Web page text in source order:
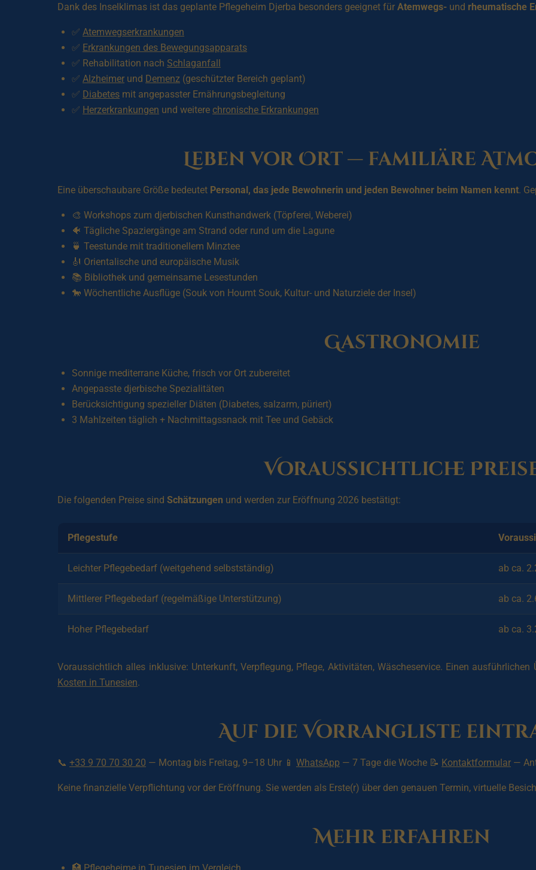
Dank des Inselklimas ist das geplante Pflegeheim Djerba besonders geeignet für Atemwegs- und rheumatische
✅ Atemwegserkrankungen
✅ Erkrankungen des Bewegungsapparats
✅ Rehabilitation nach Schlaganfall
✅ Alzheimer und Demenz (geschützter Bereich geplant)
✅ Diabetes mit angepasster Ernährungsbegleitung
✅ Herzerkrankungen und weitere chronische Erkrankungen
Leben vor Ort — familiäre
Eine überschaubare Größe bedeutet Personal, das jede Bewohnerin und jeden Bewohner beim Namen kennt.
🎨 Workshops zum djerbischen Kunsthandwerk (Töpferei, Weberei)
🐠 Tägliche Spaziergänge am Strand oder rund um die Lagune
🍵 Teestunde mit traditionellem Minztee
🎻 Orientalische und europäische Musik
📚 Bibliothek und gemeinsame Lesestunden
🐎 Wöchentliche Ausflüge (Souk von Houmt Souk, Kultur- und Naturziele der Insel)
Gastronomie
Sonnige mediterrane Küche, frisch vor Ort zubereitet
Angepasste djerbische Spezialitäten
Berücksichtigung spezieller Diäten (Diabetes, salzarm, püriert)
3 Mahlzeiten täglich + Nachmittagssnack mit Tee und Gebäck
Voraussichtliche
Die folgenden Preise sind Schätzungen und werden zur Eröffnung 2026 bestätigt:
Pflegestufe
Leichter Pflegebedarf (weitgehend selbstständig) ab ca.
Mittlerer Pflegebedarf (regelmäßige Unterstützung) ab ca.
Hoher Pflegebedarf ab ca.
Voraussichtlich alles inklusive: Unterkunft, Verpflegung, Pflege, Aktivitäten, Wäscheservice. Einen
Kosten in Tunesien.
Auf die Vorrangliste
📞 +33 9 70 70 30 20 — Montag bis Freitag, 9–18 Uhr 📱 WhatsApp — 7 Tage die Woche 📝 Kontaktformular —
Keine finanzielle Verpflichtung vor der Eröffnung. Sie werden als Erste(r) über den genauen Termin, virtuelle
Mehr erfahren